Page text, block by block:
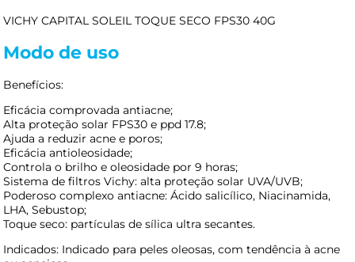
VICHY CAPITAL SOLEIL TOQUE SECO FPS30 40G
Modo de uso
Benefícios:
Eficácia comprovada antiacne;
Alta proteção solar FPS30 e ppd 17.8;
Ajuda a reduzir acne e poros;
Eficácia antioleosidade;
Controla o brilho e oleosidade por 9 horas;
Sistema de filtros Vichy: alta proteção solar UVA/UVB;
Poderoso complexo antiacne: Ácido salicílico, Niacinamida,
LHA, Sebustop;
Toque seco: partículas de sílica ultra secantes.
Indicados: Indicado para peles oleosas, com tendência à acne